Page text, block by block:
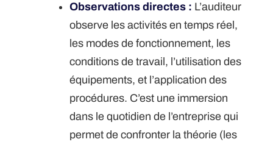
Observations directes : L’auditeur
observe les activités en temps réel,
les modes de fonctionnement, les
conditions de travail, l’utilisation des
équipements, et l’application des
procédures. C’est une immersion
dans le quotidien de l’entreprise qui
permet de confronter la théorie (les